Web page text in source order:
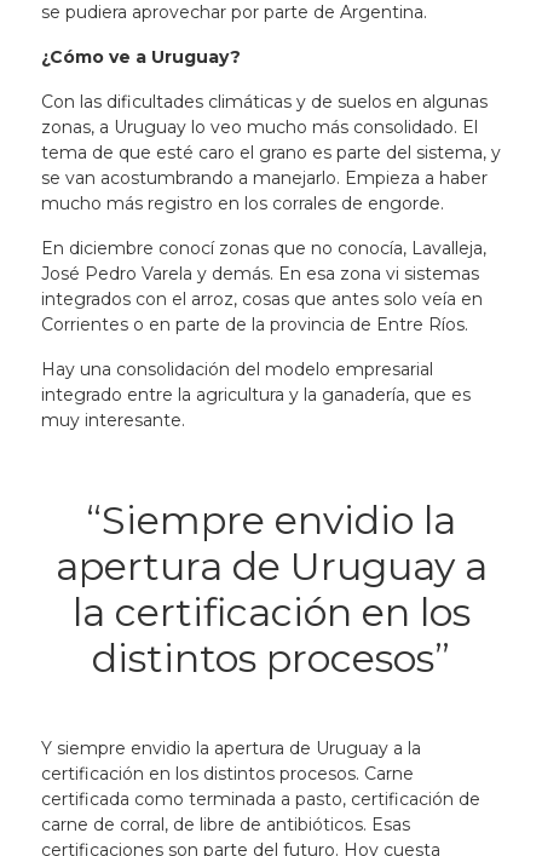
se pudiera aprovechar por parte de Argentina.
¿Cómo ve a Uruguay?
Con las dificultades climáticas y de suelos en algunas
zonas, a Uruguay lo veo mucho más consolidado. El
tema de que esté caro el grano es parte del sistema, y
se van acostumbrando a manejarlo. Empieza a haber
mucho más registro en los corrales de engorde.
En diciembre conocí zonas que no conocía, Lavalleja,
José Pedro Varela y demás. En esa zona vi sistemas
integrados con el arroz, cosas que antes solo veía en
Corrientes o en parte de la provincia de Entre Ríos.
Hay una consolidación del modelo empresarial
integrado entre la agricultura y la ganadería, que es
muy interesante.
“Siempre envidio la
apertura de Uruguay a
la certificación en los
distintos procesos”
Y siempre envidio la apertura de Uruguay a la
certificación en los distintos procesos. Carne
certificada como terminada a pasto, certificación de
carne de corral, de libre de antibióticos. Esas
certificaciones son parte del futuro. Hoy cuesta